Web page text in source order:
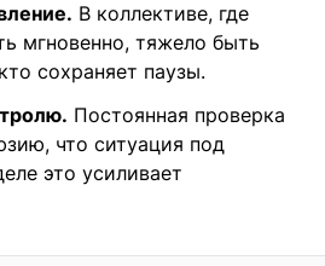
В коллективе, где
мгновенно, тяжело быть
сохраняет паузы.
Постоянная проверка
что ситуация под
это усиливает